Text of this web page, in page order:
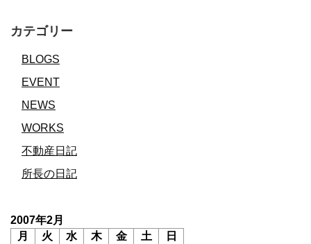
カテゴリー
BLOGS
EVENT
NEWS
WORKS
不動産日記
所長の日記
2007年2月
月
火 水 木 金 土 日